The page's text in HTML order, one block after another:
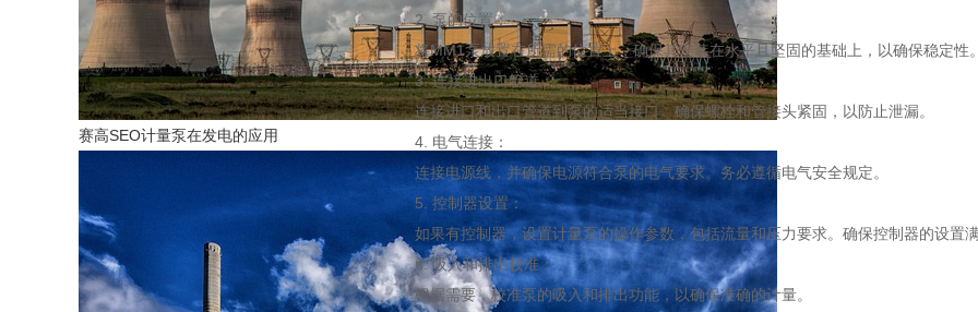
赛高SEO计量泵在发电的应用
2. 泵的位置：
将MM1泵放置在所需的位置上，确保其安装在水平且坚固的基础上，以确保稳定性
3. 连接进出口管道：
连接进口和出口管道到泵的适当接口。确保螺栓和管接头紧固，以防止泄漏。
4. 电气连接：
连接电源线，并确保电源符合泵的电气要求。务必遵循电气安全规定。
5. 控制器设置：
如果有控制器，设置计量泵的操作参数，包括流量和压力要求。确保控制器的设置
6. 吸入和排出校准：
根据需要，校准泵的吸入和排出功能，以确保准确的计量。